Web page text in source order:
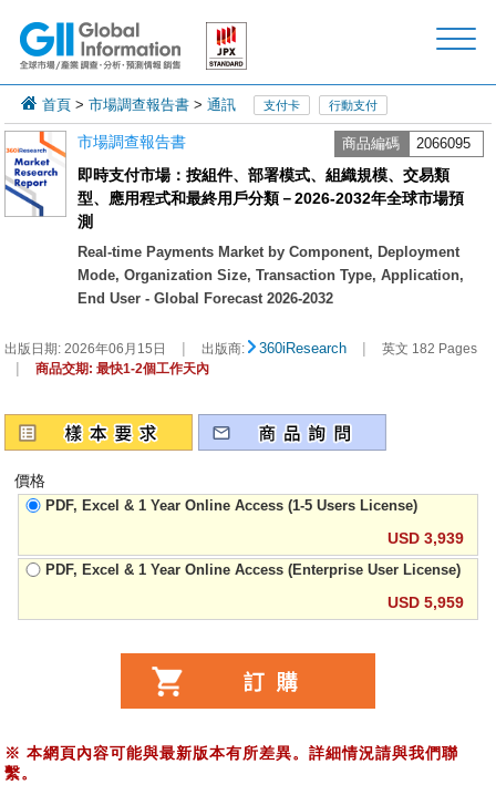
首頁 >市場調查報告書 >通訊 支付卡 行動支付
市場調查報告書 商品編碼 2066095
即時支付市場：按組件、部署模式、組織規模、交易類
型、應用程式和最終用戶分類－2026-2032年全球市場預
測
Real-time Payments Market by Component, Deployment
Mode, Organization Size, Transaction Type, Application,
End User - Global Forecast 2026-2032
出版日期:2026年06月15日 | 出版商: 360iResearch | 英文 182 Pages
| 商品交期: 最快1-2個工作天內
價格
PDF, Excel & 1 Year Online Access (1-5 Users License)
USD 3,939
PDF, Excel & 1 Year Online Access (Enterprise User License)
USD 5,959
※ 本網頁內容可能與最新版本有所差異。詳細情況請與我們聯
繫。